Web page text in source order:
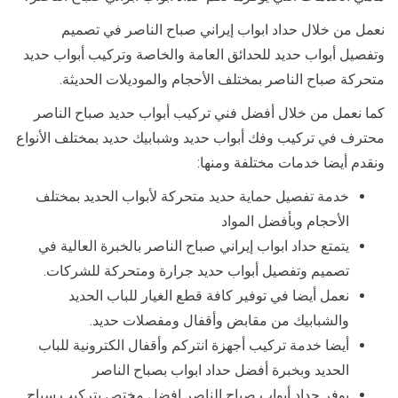
نعمل من خلال حداد ابواب إيراني صباح الناصر في تصميم
وتفصيل أبواب حديد للحدائق العامة والخاصة وتركيب أبواب حديد
متحركة صباح الناصر بمختلف الأحجام والموديلات الحديثة.
كما نعمل من خلال أفضل فني تركيب أبواب حديد صباح الناصر
محترف في تركيب وفك أبواب حديد وشبابيك حديد بمختلف الأنواع
ونقدم أيضا خدمات مختلفة ومنها:
خدمة تفصيل حماية حديد متحركة لأبواب الحديد بمختلف
الأحجام وبأفضل المواد
يتمتع حداد ابواب إيراني صباح الناصر بالخبرة العالية في
تصميم وتفصيل أبواب حديد جرارة ومتحركة للشركات.
نعمل أيضا في توفير كافة قطع الغيار للباب الحديد
والشبابيك من مقابض وأقفال ومفصلات حديد.
أيضا خدمة تركيب أجهزة انتركم وأقفال الكترونية للباب
الحديد وبخبرة أفضل حداد ابواب بصباح الناصر